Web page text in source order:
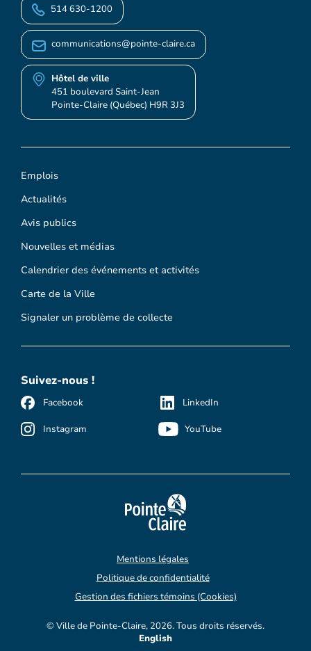
Emplois
Actualités
Avis publics
Nouvelles et médias
Calendrier des événements et activités
Carte de la Ville
Signaler un problème de collecte
514 630-1200
communications@pointe-claire.ca
Hôtel de ville
451 boulevard Saint-Jean
Pointe-Claire (Québec) H9R 3J3
Suivez-nous !
Facebook
Instagram
LinkedIn
YouTube
© Ville de Pointe-Claire, 2026. Tous droits réservés.
Mentions légales
Politique de confidentialité
Gestion des fichiers témoins (Cookies)
English